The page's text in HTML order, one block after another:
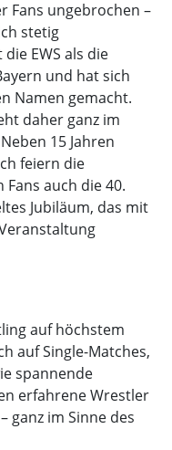
Fans ungebrochen –
stetig
EWS als die
und hat sich
Namen gemacht.
daher ganz im
15 Jahren
feiern die
auch die 40.
Jubiläum, das mit
auf höchstem
auf Single-Matches,
spannende
erfahrene Wrestler
ganz im Sinne des